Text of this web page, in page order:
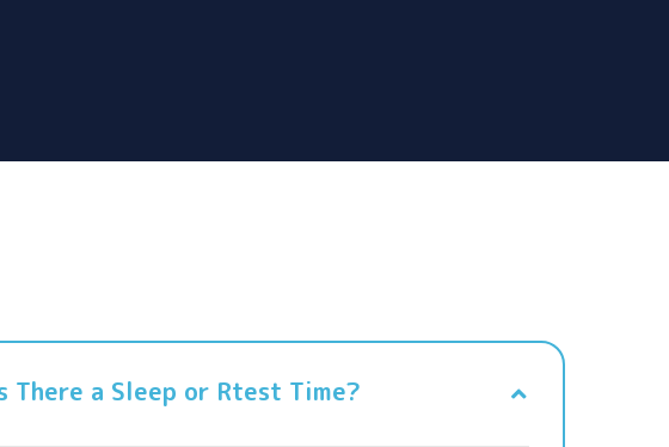
There a Sleep or Rtest Time?